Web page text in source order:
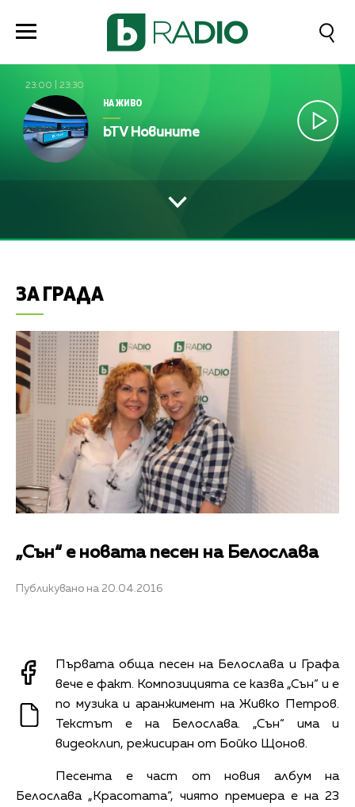
23:00 23:30
НА ЖИВО
bTV Новините
ЗА ГРАДА
„Сън“ е новата песен на Белослава
Публикувано на 20.04.2016
Първата обща песен на Белослава и Графа
вече е факт. Композицията се казва „Сън“ и е
по музика и аранжимент на Живко Петров.
Текстът е на Белослава. „Сън“ има и
видеоклип, режисиран от Бойко Щонов.
Песента е част от новия албум на
Белослава „Красотата“, чиято премиера е на 23